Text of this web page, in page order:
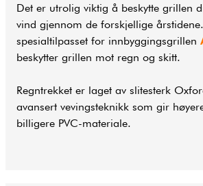
Det er utrolig viktig å beskytte grillen
vind gjennom de forskjellige
spesialtilpasset for innbyggingsgrillen
beskytter grillen mot regn og skitt.
Regntrekket er laget av slitesterk
avansert vevingsteknikk som gir
billigere PVC-materiale.